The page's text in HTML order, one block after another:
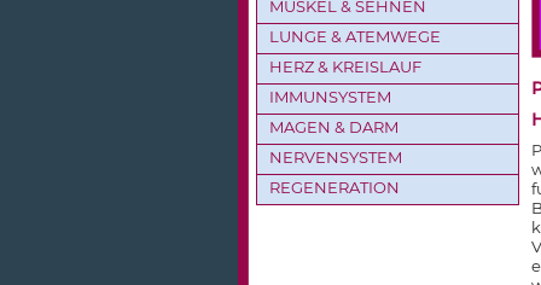
MUSKEL & SEHNEN
LUNGE & ATEMWEGE
HERZ & KREISLAUF
IMMUNSYSTEM
MAGEN & DARM
NERVENSYSTEM
REGENERATION